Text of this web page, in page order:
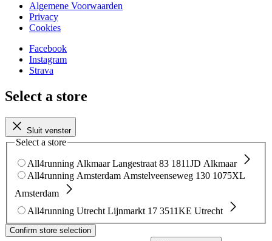
Algemene Voorwaarden
Privacy
Cookies
Facebook
Instagram
Strava
Select a store
Sluit venster
Select a store
All4running Alkmaar Langestraat 83 1811JD Alkmaar
All4running Amsterdam Amstelveenseweg 130 1075XL
Amsterdam
All4running Utrecht Lijnmarkt 17 3511KE Utrecht
Confirm store selection